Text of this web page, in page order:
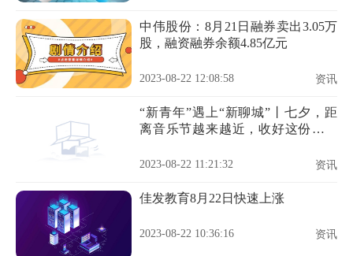
中伟股份：8月21日融券卖出3.05万
股，融资融券余额4.85亿元
2023-08-22 12:08:58 资讯
“新青年”遇上“新聊城”丨七夕，距
离音乐节越来越近，收好这份免费
2023-08-22 11:21:32 资讯
佳发教育8月22日快速上涨
2023-08-22 10:36:16 资讯